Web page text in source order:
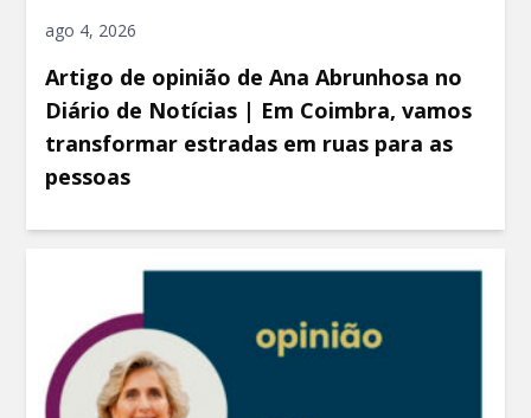
ago 4, 2026
Artigo de opinião de Ana Abrunhosa no
Diário de Notícias | Em Coimbra, vamos
transformar estradas em ruas para as
pessoas